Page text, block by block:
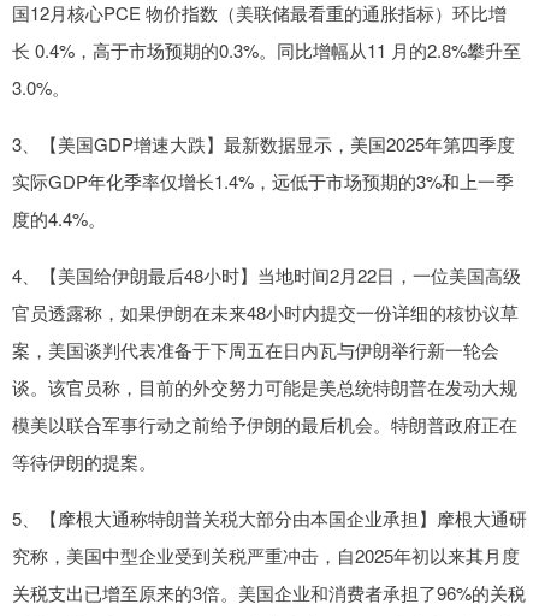
国12月核心PCE 物价指数（美联储最看重的通胀指标）环比增
长 0.4%，高于市场预期的0.3%。同比增幅从11 月的2.8%攀升至
3.0%。
3、【美国GDP增速大跌】最新数据显示，美国2025年第四季度
实际GDP年化季率仅增长1.4%，远低于市场预期的3%和上一季
度的4.4%。
4、【美国给伊朗最后48小时】当地时间2月22日，一位美国高级
官员透露称，如果伊朗在未来48小时内提交一份详细的核协议草
案，美国谈判代表准备于下周五在日内瓦与伊朗举行新一轮会
谈。该官员称，目前的外交努力可能是美总统特朗普在发动大规
模美以联合军事行动之前给予伊朗的最后机会。特朗普政府正在
等待伊朗的提案。
5、【摩根大通称特朗普关税大部分由本国企业承担】摩根大通研
究称，美国中型企业受到关税严重冲击，自2025年初以来其月度
关税支出已增至原来的3倍。美国企业和消费者承担了96%的关税